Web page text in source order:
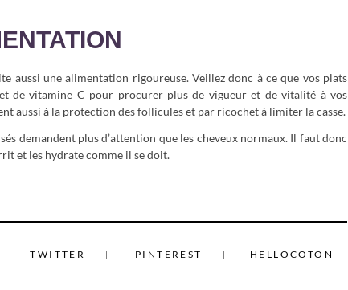
aussi une alimentation rigoureuse. Veillez donc à ce que vos plats
de vitamine C pour procurer plus de vigueur et de vitalité à vos
aussi à la protection des follicules et par ricochet à limiter la casse.
demandent plus d’attention que les cheveux normaux. Il faut donc
et les hydrate comme il se doit.
TWITTER PINTEREST HELLOCOTON